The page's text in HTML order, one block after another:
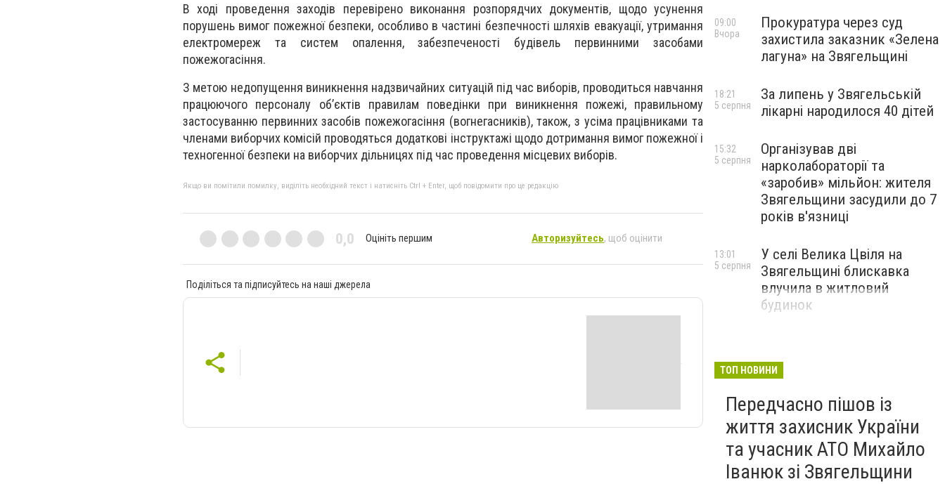
В ході проведення заходів перевірено виконання розпорядчих документів, щодо усунення
порушень вимог пожежної безпеки, особливо в частині безпечності шляхів евакуації, утримання
електромереж та систем опалення, забезпеченості будівель первинними засобами
пожежогасіння.
З метою недопущення виникнення надзвичайних ситуацій під час виборів, проводиться навчання
працюючого персоналу об’єктів правилам поведінки при виникнення пожежі, правильному
застосуванню первинних засобів пожежогасіння (вогнегасників), також, з усіма працівниками та
членами виборчих комісій проводяться додаткові інструктажі щодо дотримання вимог пожежної і
техногенної безпеки на виборчих дільницях під час проведення місцевих виборів.
Якщо ви помітили помилку, виділіть необхідний текст і натисніть Ctrl + Enter, щоб повідомити про це редакцію
0,0 Оцініть першим Авторизуйтесь, щоб оцінити
Поділіться та підписуйтесь на наші джерела
Прокуратура через суд
захистила заказник «Зелена
лагуна» на Звягельщині
09:00
Вчора
За липень у Звягельській
лікарні народилося 40 дітей
18:21
5 серпня
Організував дві
нарколабораторії та
«заробив» мільйон: жителя
Звягельщини засудили до 7
років в'язниці
15:32
5 серпня
У селі Велика Цвіля на
Звягельщині блискавка
влучила в житловий
будинок
13:01
5 серпня
ТОП НОВИНИ
Передчасно пішов із
життя захисник України
та учасник АТО Михайло
Іванюк зі Звягельщини